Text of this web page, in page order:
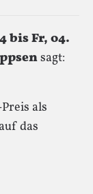
bis Fr, 04.
sagt:
als
das